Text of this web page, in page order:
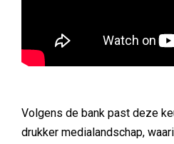
Volgens de bank past deze
drukker medialandschap,